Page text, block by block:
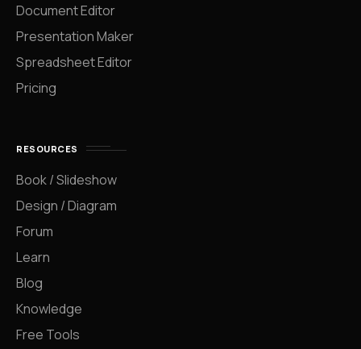
Document Editor
Presentation Maker
Spreadsheet Editor
Pricing
RESOURCES
Book / Slideshow
Design / Diagram
Forum
Learn
Blog
Knowledge
Free Tools